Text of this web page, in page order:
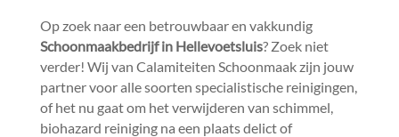
Op zoek naar een betrouwbaar en vakkundig
Schoonmaakbedrijf in Hellevoetsluis? Zoek niet
verder! Wij van Calamiteiten Schoonmaak zijn jouw
partner voor alle soorten specialistische reinigingen,
of het nu gaat om het verwijderen van schimmel,
biohazard reiniging na een plaats delict of